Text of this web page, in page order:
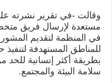
وقالت -في تقرير نشرته
مستعدة لإرسال فريق
في المنظمة لتقديم
للمناطق المستهدفة
بطريقة أكثر إنسانية
سلامة البيئة والمجتمع.